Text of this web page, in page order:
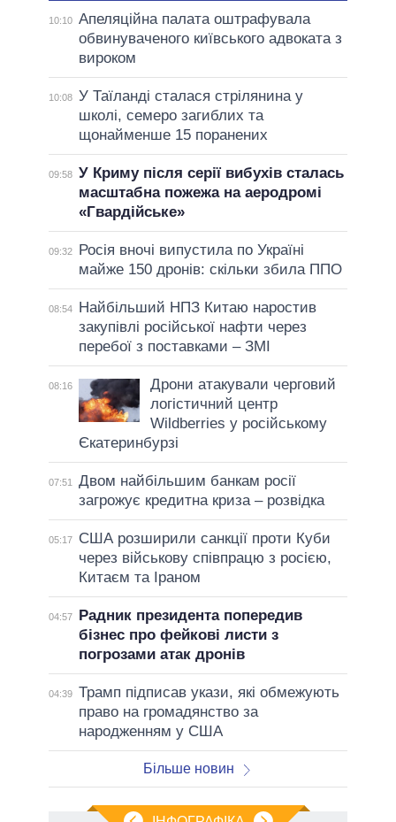
10:10 Апеляційна палата оштрафувала
обвинуваченого київського адвоката з
вироком
10:08 У Таїланді сталася стрілянина у
школі, семеро загиблих та
щонайменше 15 поранених
09:58 У Криму після серії вибухів сталась
масштабна пожежа на аеродромі
«Гвардійське»
09:32
Росія вночі випустила по Україні
майже 150 дронів: скільки збила ППО
08:54
Найбільший НПЗ Китаю наростив
закупівлі російської нафти через
перебої з поставками – ЗМІ
08:16
Дрони атакували черговий
логістичний центр
Wildberries у російському
Єкатеринбурзі
07:51
Двом найбільшим банкам росії
загрожує кредитна криза – розвідка
05:17
США розширили санкції проти Куби
через військову співпрацю з росією,
Китаєм та Іраном
04:57
Радник президента попередив
бізнес про фейкові листи з
погрозами атак дронів
04:39 Трамп підписав укази, які обмежують
право на громадянство за
народженням у США
Більше новин